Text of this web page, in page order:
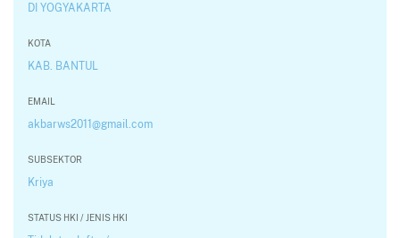
DI YOGYAKARTA
KOTA
KAB. BANTUL
EMAIL
akbarws2011@gmail.com
SUBSEKTOR
Kriya
STATUS HKI / JENIS HKI